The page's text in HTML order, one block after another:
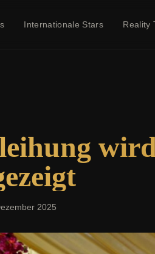
Internationale Stars Reality
2025